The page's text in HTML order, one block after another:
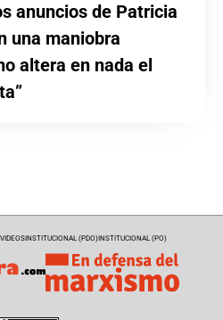
anuncios de Patricia
una maniobra
altera en nada el
VIDEOSINSTITUCIONAL (PDO)INSTITUCIONAL (PO)